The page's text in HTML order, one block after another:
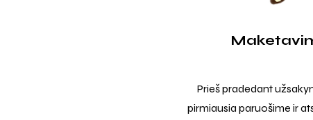
Prieš pradedant
pirmiausia paruošime ir